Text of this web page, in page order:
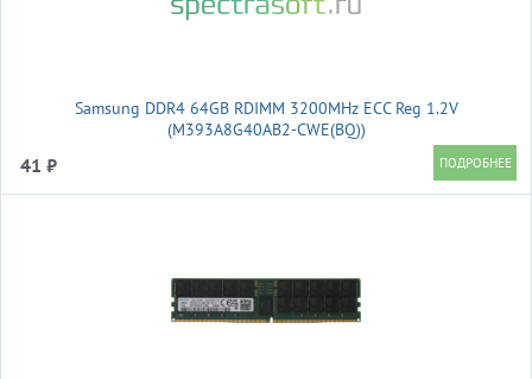
Samsung DDR4 64GB RDIMM 3200MHz ECC Reg 1.2V
(M393A8G40AB2-CWE(BQ))
41 ₽